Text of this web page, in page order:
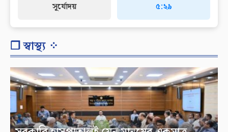
সূর্যোদয়
৫:২৯
❐ স্বাস্থ্য ⁘